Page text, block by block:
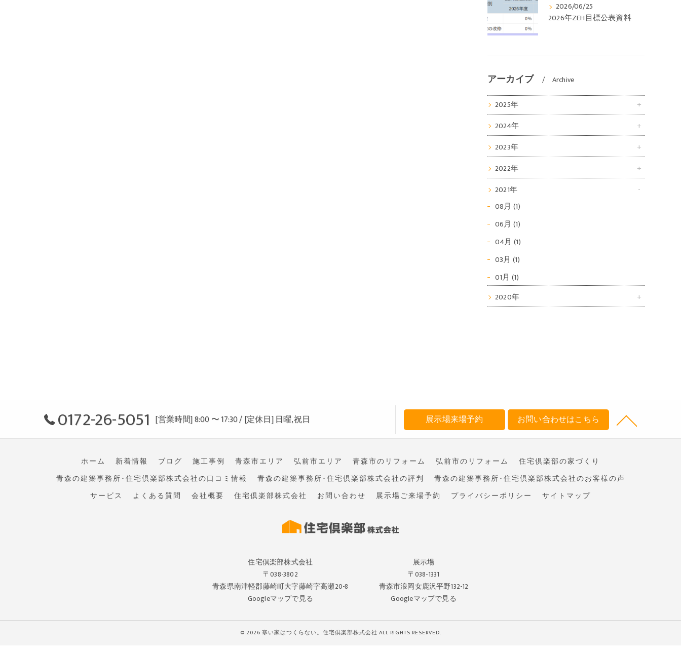
2026/06/25
2026年ZEH目標公表資料
アーカイブ Archive
2025年
2024年
2023年
2022年
2021年
08月 (1)
06月 (1)
04月 (1)
03月 (1)
01月 (1)
2020年
0172-26-5051 [営業時間] 8:00 〜 17:30/[定休日] 日曜,祝日 展示場来場予約 お問い合わせはこちら
ホーム 新着情報 ブログ 施工事例 青森市エリア 弘前市エリア 青森市のリフォーム 弘前市のリフォーム
住宅倶楽部の家づくり
青森の建築事務所･住宅倶楽部株式会社の口コミ情報
青森の建築事務所･住宅倶楽部株式会社の評判
青森の建築事務所･住宅倶楽部株式会社のお客様の声
サービス
よくある質問 会社概要 住宅倶楽部株式会社 お問い合わせ 展示場ご来場予約 プライバシーポリシー サイトマップ
住宅倶楽部株式会社
〒038-3802
青森県南津軽郡藤崎町大字藤崎字高瀬20-8
Googleマップで見る
展示場
〒038-1331
青森市浪岡女鹿沢平野132-12
Googleマップで見る
© 2026 寒い家はつくらない。住宅倶楽部株式会社 ALL RIGHTS RESERVED.